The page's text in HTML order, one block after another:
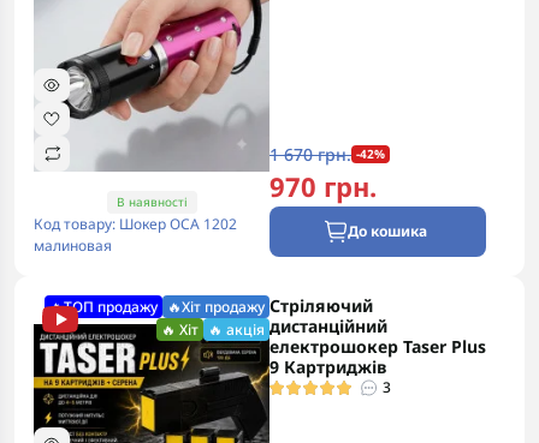
В наявності
Код товару: Шокер ОСА 1202
малиновая
1 670 грн. -42%
970 грн.
До кошика
🔥ТОП продажу 🔥Хіт продажу
🔥 Хіт 🔥 акція
Стріляючий
дистанційний
електрошокер Taser Plus
9 Картриджів
3